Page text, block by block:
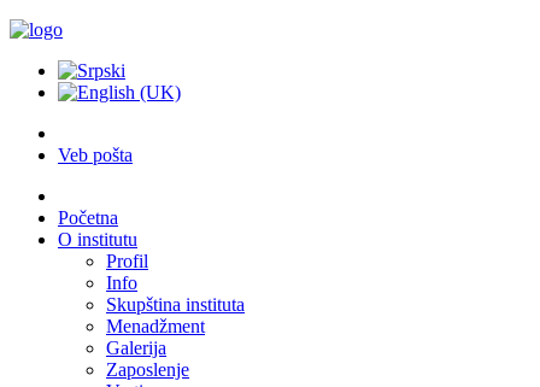
Veb pošta
Početna
O institutu
Profil
Info
Skupština instituta
Menadžment
Galerija
Zaposlenje